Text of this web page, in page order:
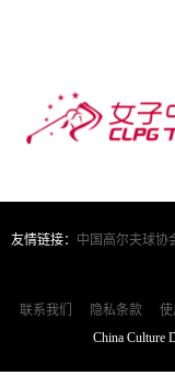
友情链接： 中国高尔夫球协
联系我们 隐私条款
China Culture